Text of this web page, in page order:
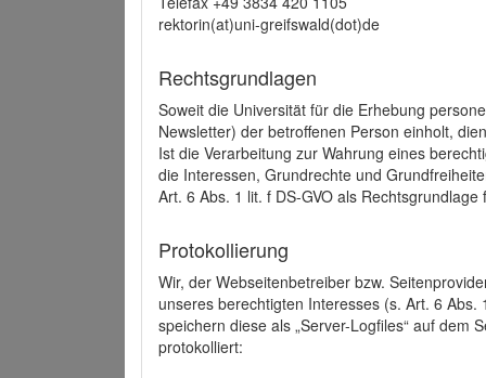
rektorin(at)uni-greifswald(dot)de
Rechtsgrundlagen
Soweit die Universität für die Erhebung
Newsletter) der betroffenen Person einholt,
Ist die Verarbeitung zur Wahrung eines
die Interessen, Grundrechte und
Art. 6 Abs. 1 lit. f DS-GVO als
Protokollierung
Wir, der Webseitenbetreiber bzw.
unseres berechtigten Interesses (s. Art. 6
speichern diese als „Server-Logfiles“ auf dem
protokolliert: